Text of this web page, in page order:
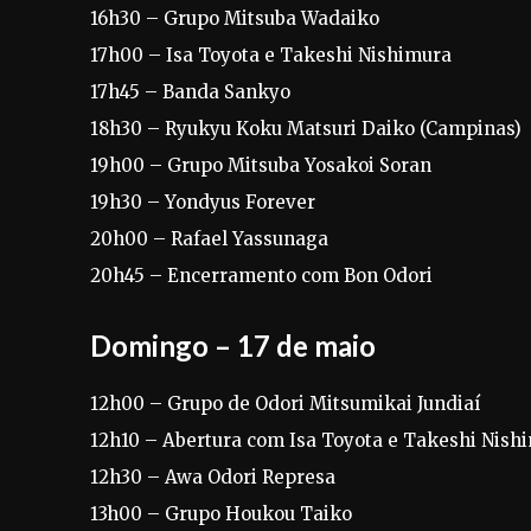
16h30 – Grupo Mitsuba Wadaiko
17h00 – Isa Toyota e Takeshi Nishimura
17h45 – Banda Sankyo
18h30 – Ryukyu Koku Matsuri Daiko (Campinas)
19h00 – Grupo Mitsuba Yosakoi Soran
19h30 – Yondyus Forever
20h00 – Rafael Yassunaga
20h45 – Encerramento com Bon Odori
Domingo – 17 de maio
12h00 – Grupo de Odori Mitsumikai Jundiaí
12h10 – Abertura com Isa Toyota e Takeshi
12h30 – Awa Odori Represa
13h00 – Grupo Houkou Taiko